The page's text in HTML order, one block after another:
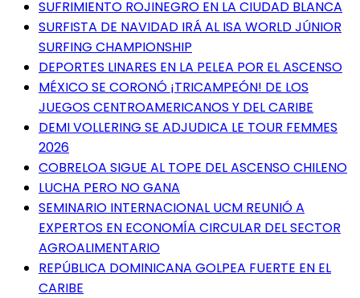
SUFRIMIENTO ROJINEGRO EN LA CIUDAD BLANCA
SURFISTA DE NAVIDAD IRÁ AL ISA WORLD JÚNIOR
SURFING CHAMPIONSHIP
DEPORTES LINARES EN LA PELEA POR EL ASCENSO
MÉXICO SE CORONÓ ¡TRICAMPEÓN! DE LOS
JUEGOS CENTROAMERICANOS Y DEL CARIBE
DEMI VOLLERING SE ADJUDICA LE TOUR FEMMES
2026
COBRELOA SIGUE AL TOPE DEL ASCENSO CHILENO
LUCHA PERO NO GANA
SEMINARIO INTERNACIONAL UCM REUNIÓ A
EXPERTOS EN ECONOMÍA CIRCULAR DEL SECTOR
AGROALIMENTARIO
REPÚBLICA DOMINICANA GOLPEA FUERTE EN EL
CARIBE